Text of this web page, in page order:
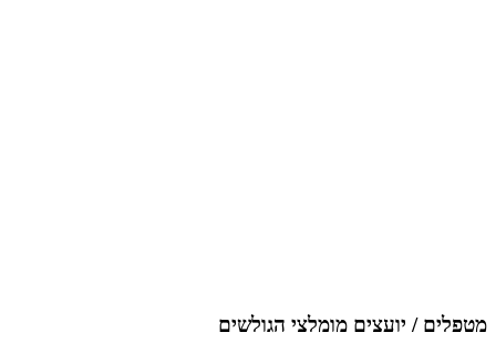
מטפלים / יועצים מומלצי הגולשים